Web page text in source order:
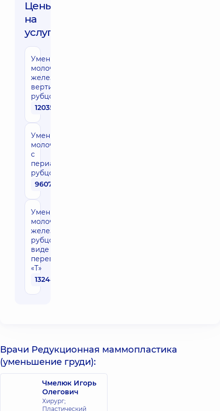
Цены
на
услуги:
Уменьшение
молочных
желез с
вертикальным
рубцом
120350 грн
Уменьшение
молочных желез
с
периареолярным
рубцом
96070 грн
Уменьшение
молочных
желез с
рубцом в
виде
перевернутой
«Т»
132480 грн
Врачи Редукционная маммопластика
(уменьшение груди):
Чмелюк Игорь
Олегович
Хирург;
Пластический